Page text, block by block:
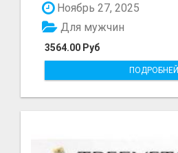
Ноябрь 27, 2025
3564.00 Руб
Для мужчин
ПОДРОБНЕЙ